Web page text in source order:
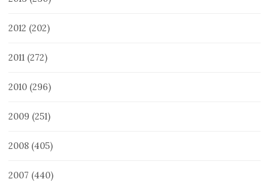
2012 (202)
2011 (272)
2010 (296)
2009 (251)
2008 (405)
2007 (440)